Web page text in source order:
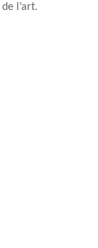
l’art.